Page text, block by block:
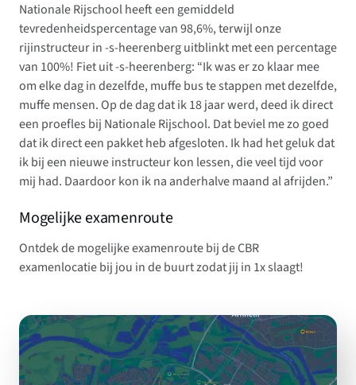
Nationale Rijschool heeft een gemiddeld
tevredenheidspercentage van 98,6%, terwijl onze
rijinstructeur in -s-heerenberg uitblinkt met een percentage
van 100%! Fiet uit -s-heerenberg: “Ik was er zo klaar mee
om elke dag in dezelfde, muffe bus te stappen met dezelfde,
muffe mensen. Op de dag dat ik 18 jaar werd, deed ik direct
een proefles bij Nationale Rijschool. Dat beviel me zo goed
dat ik direct een pakket heb afgesloten. Ik had het geluk dat
ik bij een nieuwe instructeur kon lessen, die veel tijd voor
mij had. Daardoor kon ik na anderhalve maand al afrijden.”
Mogelijke examenroute
Ontdek de mogelijke examenroute bij de CBR
examenlocatie bij jou in de buurt zodat jij in 1x slaagt!